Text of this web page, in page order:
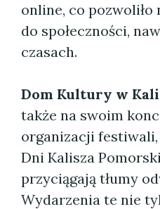
online, co pozwoliło
do społeczności,
czasach.
Dom Kultury w
także na swoim
organizacji
Dni Kalisza
przyciągają tłumy
Wydarzenia te nie